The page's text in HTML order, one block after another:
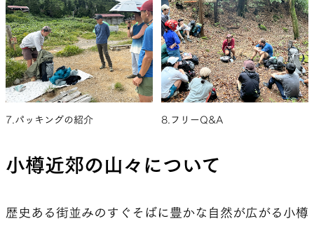
7.パッキングの紹介 8.フリーQ&A
小樽近郊の山々について
歴史ある街並みのすぐそばに豊かな自然が広がる小樽